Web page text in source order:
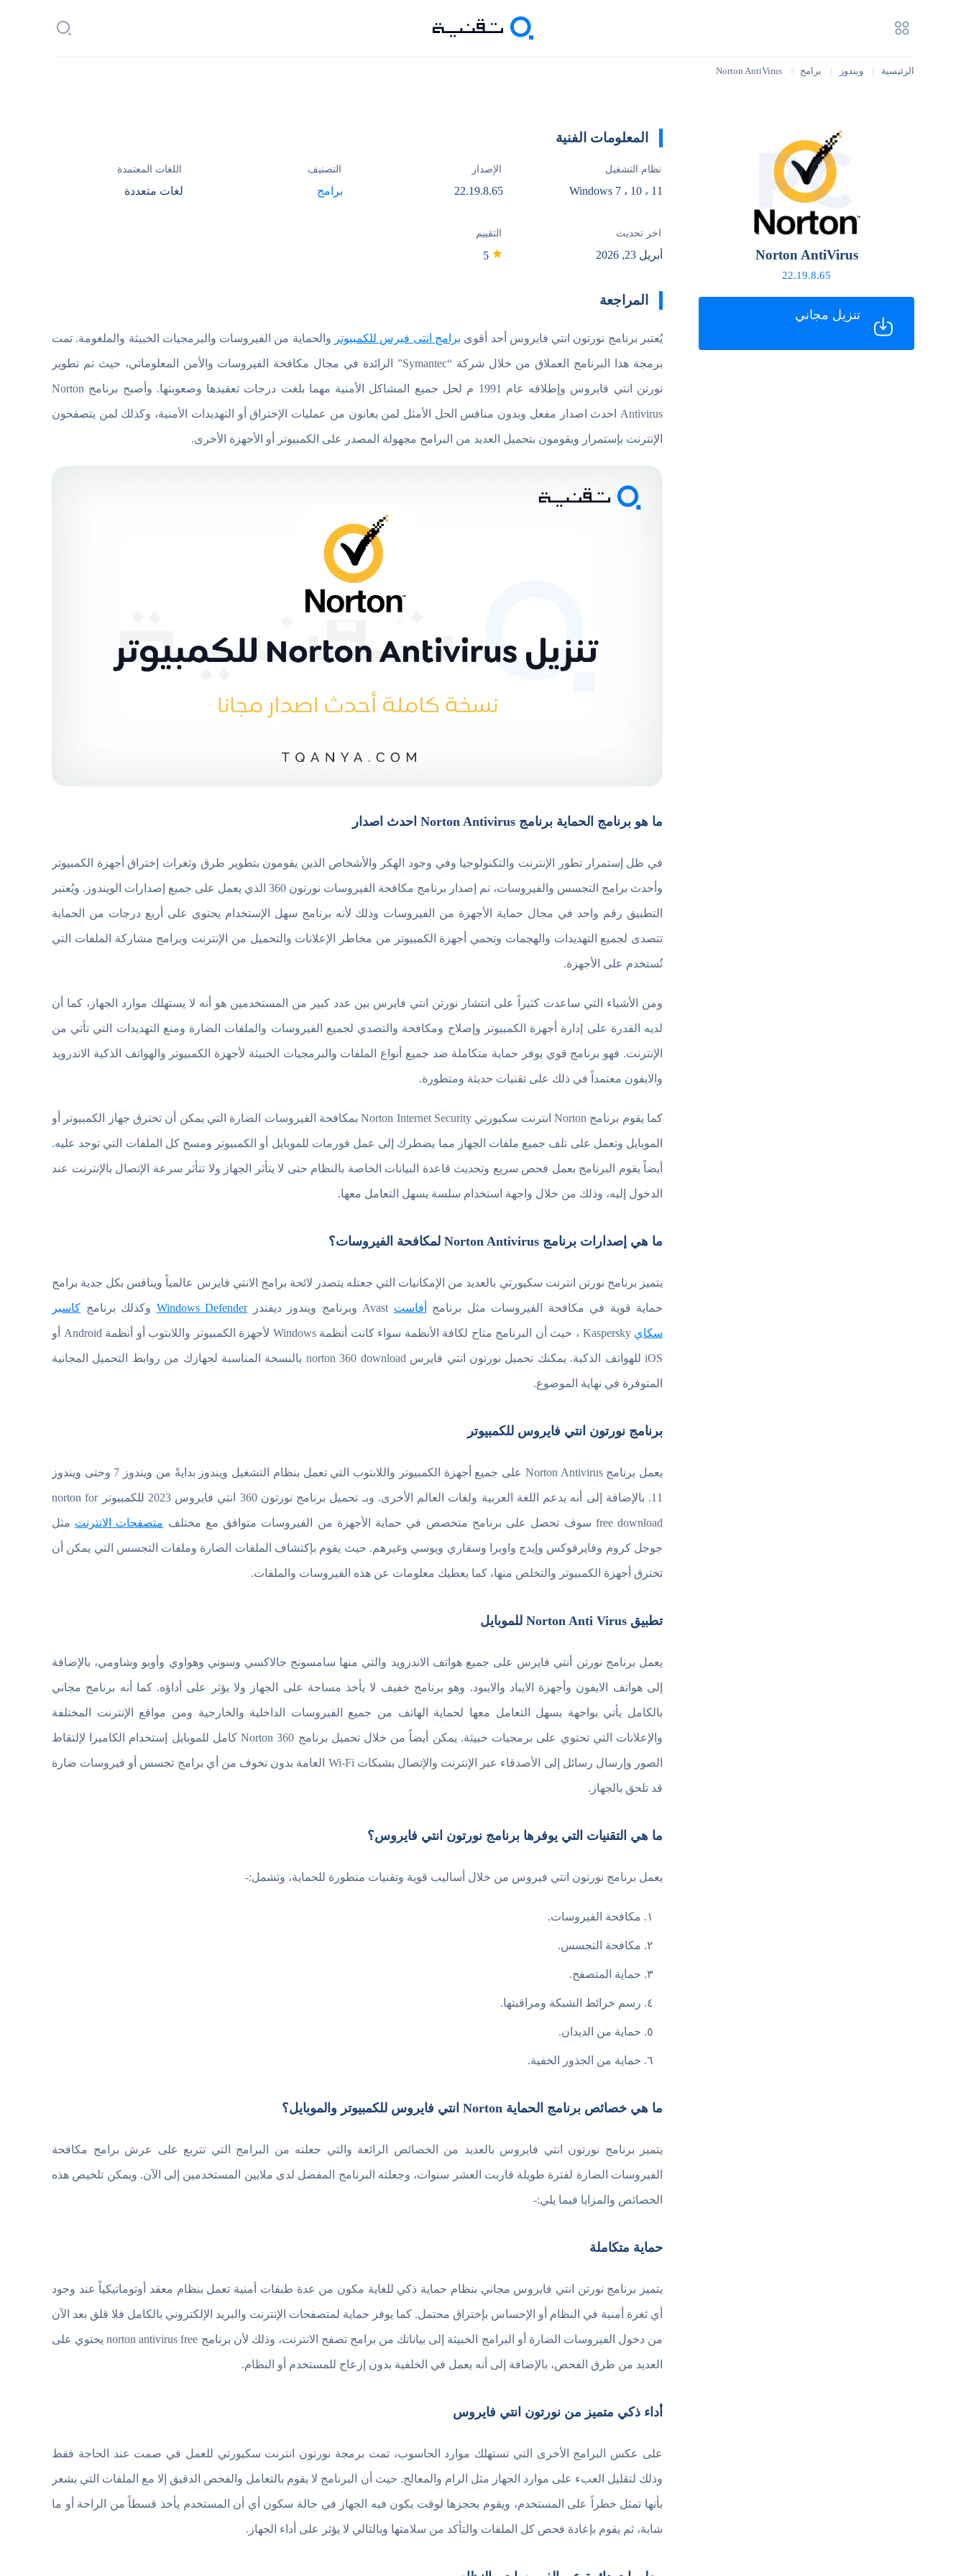
الرئيسية ويندوز برامج Norton AntiVirus
Norton AntiVirus
22.19.8.65
تنزيل مجاني
المعلومات الفنية
نظام التشغيل
Windows 7 ، 10 ، 11
الإصدار
22.19.8.65
التصنيف
برامج
اللغات المعتمدة
لغات متعددة
آخر تحديث
أبريل 23, 2026
التقييم
5
المراجعة
يُعتبر برنامج نورتون انتي فايروس أحد أقوى برامج انتى فيرس للكمبيوتر والحماية من الفيروسات والبرمجيات الخبيثة والملغومة. تمت
برمجة هذا البرنامج العملاق من خلال شركة “Symantec” الرائدة في مجال مكافحة الفيروسات والأمن المعلوماتي، حيث تم تطوير
نورتن انتي فايروس وإطلاقه عام 1991 م لحل جميع المشاكل الأمنية مهما بلغت درجات تعقيدها وصعوبتها. وأصبح برنامج Norton
Antivirus احدث اصدار مفعل وبدون منافس الحل الأمثل لمن يعانون من عمليات الإختراق أو التهديدات الأمنية، وكذلك لمن يتصفحون
الإنترنت بإستمرار ويقومون بتحميل العديد من البرامج مجهولة المصدر على الكمبيوتر أو الأجهزة الأخرى.
ما هو برنامج الحماية برنامج Norton Antivirus احدث اصدار
في ظل إستمرار تطور الإنترنت والتكنولوجيا وفي وجود الهكر والأشخاص الذين يقومون بتطوير طرق وثغرات إختراق أجهزة الكمبيوتر
وأحدث برامج التجسس والفيروسات، تم إصدار برنامج مكافحة الفيروسات نورتون 360 الذي يعمل على جميع إصدارات الويندوز. ويُعتبر
التطبيق رقم واحد في مجال حماية الأجهزة من الفيروسات وذلك لأنه برنامج سهل الإستخدام يحتوي على أربع درجات من الحماية
تتصدى لجميع التهديدات والهجمات وتحمي أجهزة الكمبيوتر من مخاطر الإعلانات والتحميل من الإنترنت وبرامج مشاركة الملفات التي
تُستخدم على الأجهزة.
ومن الأشياء التي ساعدت كثيراً على انتشار نورتن انتي فايرس بين عدد كبير من المستخدمين هو أنه لا يستهلك موارد الجهاز، كما أن
لديه القدرة على إدارة أجهزة الكمبيوتر وإصلاح ومكافحة والتصدي لجميع الفيروسات والملفات الضارة ومنع التهديدات التي تأتي من
الإنترنت. فهو برنامج قوي يوفر حماية متكاملة ضد جميع أنواع الملفات والبرمجيات الخبيثة لأجهزة الكمبيوتر والهواتف الذكية الاندرويد
والايفون معتمداً في ذلك على تقنيات حديثة ومتطورة.
كما يقوم برنامج Norton انترنت سكيورتي Norton Internet Security بمكافحة الفيروسات الضارة التي يمكن أن تخترق جهاز الكمبيوتر أو
الموبايل وتعمل على تلف جميع ملفات الجهاز مما يضطرك إلى عمل فورمات للموبايل أو الكمبيوتر ومسح كل الملفات التي توجد عليه.
أيضاً يقوم البرنامج بعمل فحص سريع وتحديث قاعدة البيانات الخاصة بالنظام حتى لا يتأثر الجهاز ولا تتأثر سرعة الإتصال بالإنترنت عند
الدخول إليه، وذلك من خلال واجهة استخدام سلسة يسهل التعامل معها.
ما هي إصدارات برنامج Norton Antivirus لمكافحة الفيروسات؟
يتميز برنامج نورتن انترنت سكيورتي بالعديد من الإمكانيات التي جعتله يتصدر لائحة برامج الانتي فايرس عالمياً وينافس بكل جدية برامج
حماية قوية في مكافحة الفيروسات مثل برنامج أفاست Windows Defender وكذلك برنامج كاسبر
سكاي Kaspersky ، حيث أن البرنامج متاح لكافة الأنظمة سواء كانت أنظمة Windows لأجهزة الكمبيوتر واللابتوب أو أنظمة Android أو
iOS للهواتف الذكية. يمكنك تحميل نورتون انتي فايرس norton 360 download بالنسخة المناسبة لجهازك من روابط التحميل المجانية
المتوفرة في نهاية الموضوع.
برنامج نورتون انتي فايروس للكمبيوتر
يعمل برنامج Norton Antivirus على جميع أجهزة الكمبيوتر واللابتوب التي تعمل بنظام التشغيل ويندوز بدايةً من ويندوز 7 وحتى ويندوز
11. بالإضافة إلى أنه يدعم اللغة العربية ولغات العالم الأخرى. وبـ تحميل برنامج نورتون 360 انتي فايروس 2023 للكمبيوتر norton for
free download سوف تحصل على برنامج متخصص في حماية الأجهزة من الفيروسات متوافق مع مختلف متصفحات الانترنت مثل
جوجل كروم وفايرفوكس وإيدج واوبرا وسفاري ويوسي وغيرهم. حيث يقوم بإكتشاف الملفات الضارة وملفات التجسس التي يمكن أن
تخترق أجهزة الكمبيوتر والتخلص منها، كما يعطيك معلومات عن هذه الفيروسات والملفات.
تطبيق Norton Anti Virus للموبايل
يعمل برنامج نورتن أنتي فايرس على جميع هواتف الاندرويد والتي منها سامسونج جالاكسي وسوني وهواوي وأوبو وشاومي، بالإضافة
إلى هواتف الايفون وأجهزة الايباد والايبود. وهو برنامج خفيف لا يأخذ مساحة على الجهاز ولا يؤثر على أداؤه. كما أنه برنامج مجاني
بالكامل يأتي بواجهة يسهل التعامل معها لحماية الهاتف من جميع الفيروسات الداخلية والخارجية ومن مواقع الإنترنت المختلفة
والإعلانات التي تحتوي على برمجيات خبيثة. يمكن أيضاً من خلال تحميل برنامج Norton 360 كامل للموبايل إستخدام الكاميرا لإلتقاط
الصور وإرسال رسائل إلى الأصدقاء عبر الإنترنت والإتصال بشبكات Wi-Fi العامة بدون تخوف من أي برامج تجسس أو فيروسات ضارة
قد تلحق بالجهاز.
ما هي التقنيات التي يوفرها برنامج نورتون انتي فايروس؟
يعمل برنامج نورتون انتي فيروس من خلال أساليب قوية وتقنيات متطورة للحماية، وتشمل:-
مكافحة الفيروسات.
مكافحة التجسس.
حماية المتصفح.
رسم خرائط الشبكة ومراقبتها.
حماية من الديدان.
حماية من الجذور الخفية.
ما هي خصائص برنامج الحماية Norton انتي فايروس للكمبيوتر والموبايل؟
يتميز برنامج نورتون انتي فايروس بالعديد من الخصائص الرائعة والتي جعلته من البرامج التي تتربع على عرش برامج مكافحة
الفيروسات الضارة لفترة طويلة قاربت العشر سنوات، وجعلته البرنامج المفضل لدى ملايين المستخدمين إلى الآن. ويمكن تلخيص هذه
الخصائص والمزايا فيما يلي:-
حماية متكاملة
يتميز برنامج نورتن انتي فايروس مجاني بنظام حماية ذكي للغاية مكون من عدة طبقات أمنية تعمل بنظام معقد أوتوماتيكياً عند وجود
أي ثغرة أمنية في النظام أو الإحساس بإختراق محتمل. كما يوفر حماية لمتصفحات الإنترنت والبريد الإلكتروني بالكامل فلا قلق بعد الآن
من دخول الفيروسات الضارة أو البرامج الخبيثة إلى بياناتك من برامج تصفح الانترنت، وذلك لأن برنامج norton antivirus free يحتوي على
العديد من طرق الفحص، بالإضافة إلى أنه يعمل في الخلفية بدون إزعاج للمستخدم أو النظام.
أداء ذكي متميز من نورتون انتي فايروس
على عكس البرامج الأخرى التي تستهلك موارد الحاسوب، تمت برمجة نورتون انترنت سكيورتي للعمل في صمت عند الحاجة فقط
وذلك لتقليل العبء على موارد الجهاز مثل الرام والمعالج. حيث أن البرنامج لا يقوم بالتعامل والفحص الدقيق إلا مع الملفات التي يشعر
بأنها تمثل خطراً على المستخدم، ويقوم بحجزها لوقت يكون فيه الجهاز في حالة سكون أي أن المستخدم يأخذ قسطاً من الراحة أو ما
شابة، ثم يقوم بإعادة فحص كل الملفات والتأكد من سلامتها وبالتالي لا يؤثر على أداء الجهاز.